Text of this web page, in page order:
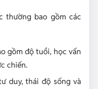
thường bao gồm các
gồm độ tuổi, học vấn
chiến.
duy, thái độ sống và